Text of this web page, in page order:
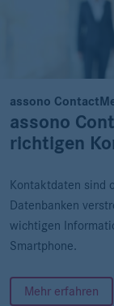
assono
assono
richtigen
Kontaktdaten sind
Datenbanken
wichtigen
Smartphone.
Mehr erfahren